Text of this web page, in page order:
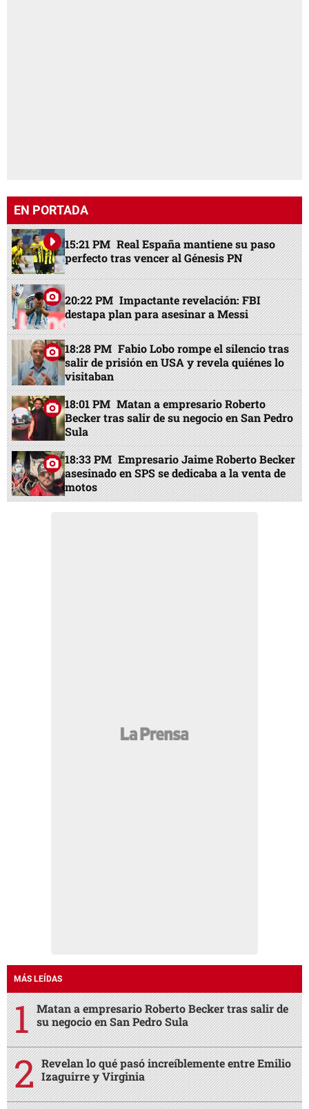
EN PORTADA
15:21 PM Real España mantiene su paso
perfecto tras vencer al Génesis PN
20:22 PM Impactante revelación: FBI
destapa plan para asesinar a Messi
18:28 PM Fabio Lobo rompe el silencio tras
salir de prisión en USA y revela quiénes lo
visitaban
18:01 PM Matan a empresario Roberto
Becker tras salir de su negocio en San Pedro
Sula
18:33 PM Empresario Jaime Roberto Becker
asesinado en SPS se dedicaba a la venta de
motos
MÁS LEÍDAS
Matan a empresario Roberto Becker tras salir de
su negocio en San Pedro Sula
Revelan lo qué pasó increíblemente entre Emilio
Izaguirre y Virginia